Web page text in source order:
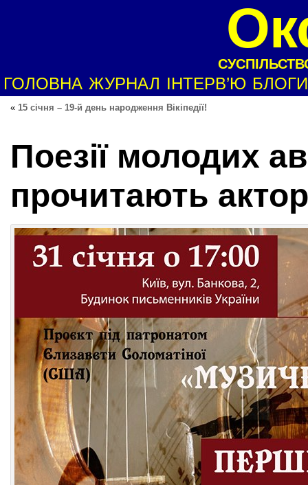
ГОЛОВНА ЖУРНАЛ ІНТЕРВ’Ю БЛОГИ
« 15 січня – 19-й день народження Вікіпедії!
Поезії молодих
прочитають